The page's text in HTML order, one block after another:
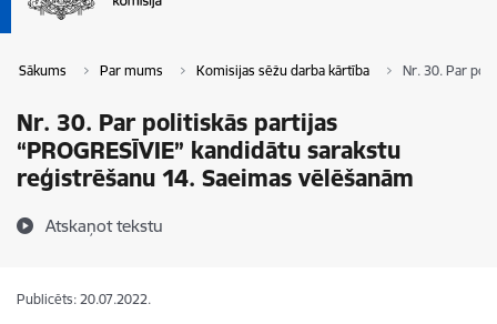
Sākums Par mums Komisijas sēžu darba kārtība Nr. 30. Par
Nr. 30. Par politiskās partijas
“PROGRESĪVIE” kandidātu sarakstu
reģistrēšanu 14. Saeimas vēlēšanām
Atskaņot tekstu
Publicēts: 20.07.2022.